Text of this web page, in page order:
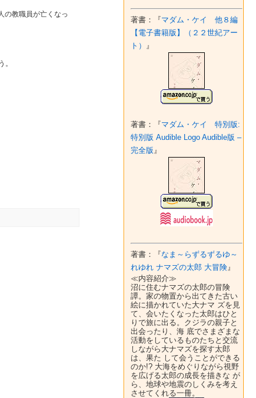
の教職員が亡くなっ
著書：『マダム・ケイ 他８編
【電子書籍版】（２２世紀アー
ト）
』
著書：『マダム・ケイ 特別版:
特別版 Audible Logo Audible版 –
完全版 』
著書：『なま～らずるずるゆ～
れゆれ ナマズの太郎 大冒険』
≪内容紹介≫
沼に住むナマズの太郎の冒険
譚。家の物置から出てきた古い
絵に描かれていた大ナマ ズを見
て、会いたくなった太郎はひと
りで旅に出る。クジラの親子と
出会ったり、海 底でさまざまな
活動をしているものたちと交流
しながら大ナマズを探す太郎
は、果た して会うことができる
のか!? 大海をめぐりながら視野
を広げる太郎の成長を描きな が
ら、地球や地震のしくみを考え
させてくれる一冊。